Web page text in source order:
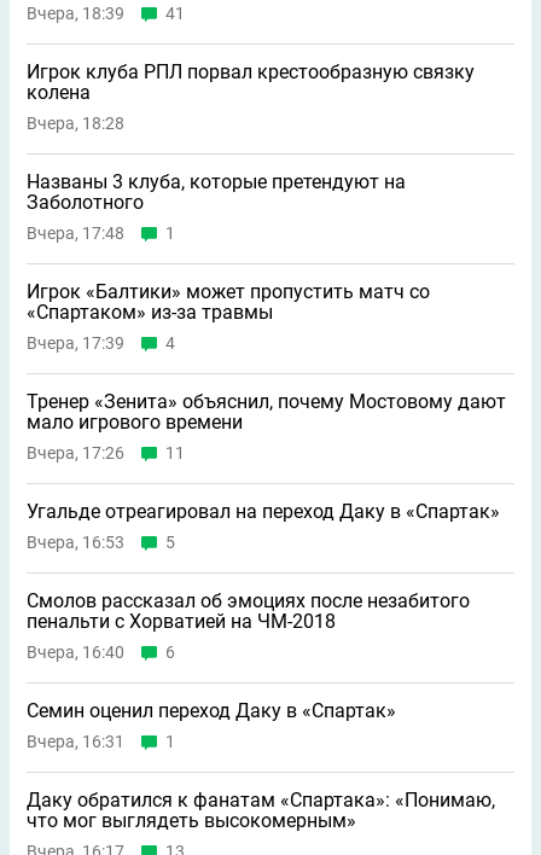
Вчера, 18:39 41
Игрок клуба РПЛ порвал крестообразную связку
колена
Вчера, 18:28
Названы 3 клуба, которые претендуют на
Заболотного
Вчера, 17:48 1
Игрок «Балтики» может пропустить матч со
«Спартаком» из-за травмы
Вчера, 17:39 4
Тренер «Зенита» объяснил, почему Мостовому дают
мало игрового времени
Вчера, 17:26 11
Угальде отреагировал на переход Даку в «Спартак»
Вчера, 16:53 5
Смолов рассказал об эмоциях после незабитого
пенальти с Хорватией на ЧМ-2018
Вчера, 16:40 6
Семин оценил переход Даку в «Спартак»
Вчера, 16:31 1
Даку обратился к фанатам «Спартака»: «Понимаю,
что мог выглядеть высокомерным»